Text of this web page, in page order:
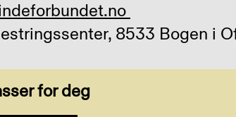
8533 Bogen i
for deg